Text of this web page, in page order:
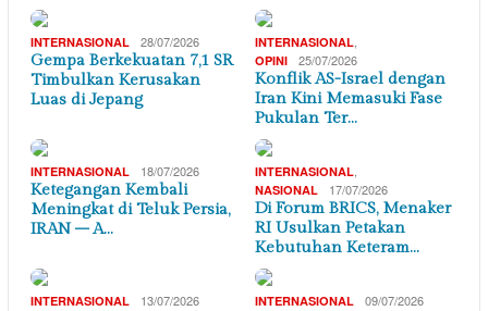
INTERNASIONAL 28/07/2026
Gempa Berkekuatan 7,1 SR
Timbulkan Kerusakan
Luas di Jepang
INTERNASIONAL
OPINI 25/07/2026
Konflik AS-Israel dengan
Iran Kini Memasuki Fase
Pukulan Ter…
INTERNASIONAL 18/07/2026
Ketegangan Kembali
Meningkat di Teluk Persia,
IRAN – A…
INTERNASIONAL
NASIONAL 17/07/2026
Di Forum BRICS, Menaker
RI Usulkan Petakan
Kebutuhan Keteram…
INTERNASIONAL 13/07/2026 INTERNASIONAL 09/07/2026